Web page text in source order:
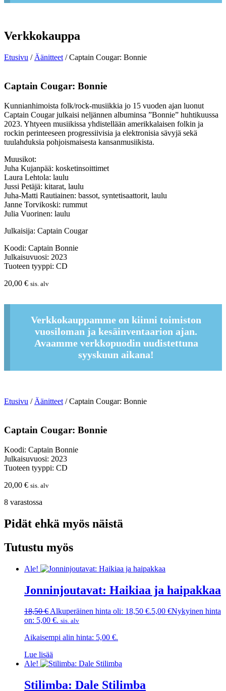
Verkkokauppa
Etusivu / Äänitteet / Captain Cougar: Bonnie
Captain Cougar: Bonnie
Kunnianhimoista folk/rock-musiikkia jo 15 vuoden ajan luonut
Captain Cougar julkaisi neljännen albuminsa ”Bonnie” huhtikuussa
2023. Yhtyeen musiikissa yhdistellään amerikkalaisen folkin ja
rockin perinteeseen progressiivisia ja elektronisia sävyjä sekä
tuulahduksia pohjoismaisesta kansanmusiikista.
Muusikot:
Juha Kujanpää: kosketinsoittimet
Laura Lehtola: laulu
Jussi Petäjä: kitarat, laulu
Juha-Matti Rautiainen: bassot, syntetisaattorit, laulu
Janne Torvikoski: rummut
Julia Vuorinen: laulu
Julkaisija: Captain Cougar
Koodi: Captain Bonnie
Julkaisuvuosi: 2023
Tuoteen tyyppi: CD
20,00 € sis. alv
Verkkokauppamme on kiinni toimiston
vuosiloman ja kesäinventaarion ajan.
Avaamme verkkopuodin uudistettuna
syyskuun aikana!
Etusivu /Äänitteet/ Captain Cougar: Bonnie
Captain Cougar: Bonnie
Koodi: Captain Bonnie
Julkaisuvuosi: 2023
Tuoteen tyyppi: CD
20,00 € sis. alv
8 varastossa
Pidät ehkä myös näistä
Tutustu myös
Ale!
Jonninjoutavat: Haikiaa ja haipakkaa
18,50€Alkuperäinen hinta oli: 18,50 €.5,00 €Nykyinen hinta
on: 5,00 €. sis. alv
Aikaisempi alin hinta: 5,00 €.
Lue lisää
Ale!
Stilimba: Dale Stilimba